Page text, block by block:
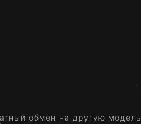
обмен на другую модель